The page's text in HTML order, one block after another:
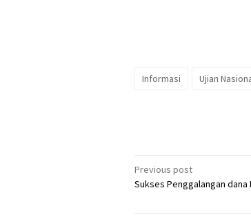
Informasi Ujian
Post
navigation
Previous post
Sukses Penggalangan dana